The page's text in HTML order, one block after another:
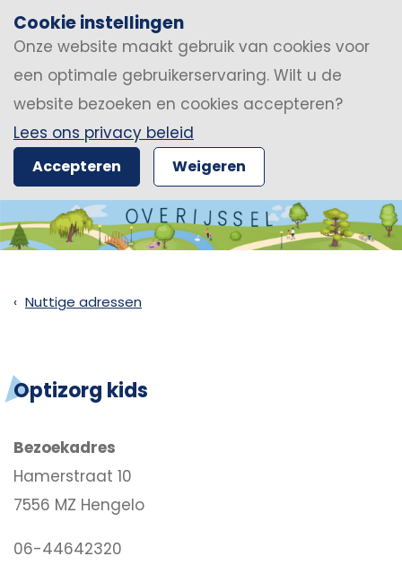
Cookie instellingen
Onze website maakt gebruik van cookies voor
een optimale gebruikerservaring. Wilt u de
website bezoeken en cookies accepteren?
Lees ons privacy beleid
Accepteren Weigeren
Nuttige adressen
Optizorg kids
Bezoekadres
Hamerstraat 10
7556 MZ Hengelo
06-44642320